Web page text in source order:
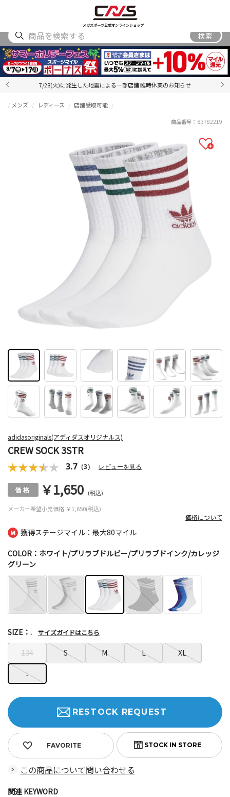
メガスポーツ公式オンラインショップ
ACCESSORY
検索
7/28(火)に発生した地震による一部店舗 臨時休業のお知らせ
獲得ステージマイル：最大80マイル
adidasoriginals(アディダスオリジナルス)
CREW SOCK 3STR
3.7 （3） レビューを見る
メンズ レディース 店舗受取可能
メーカー希望小売価格 ￥1,650(税込)
￥1,650 (税込)
価格について
商品番号： 83782219
COLOR：ホワイト/プリラブドルビー/プリラブドインク/カレッジ
グリーン
134 S M L
XL
.
SIZE：. サイズガイドはこちら
FAVORITE
RESTOCK REQUEST
この商品について問い合わせる
関連 KEYWORD